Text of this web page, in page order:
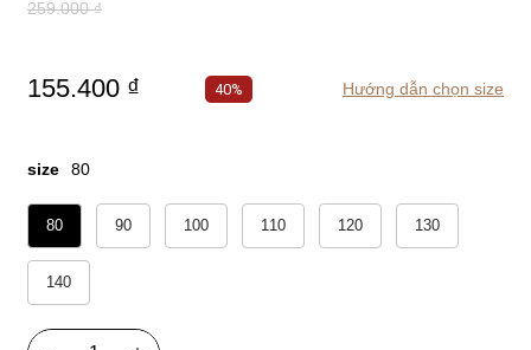
259.000 ₫
155.400 ₫ 40% Hướng dẫn chọn size
size 80
80 90 100 110 120 130
140